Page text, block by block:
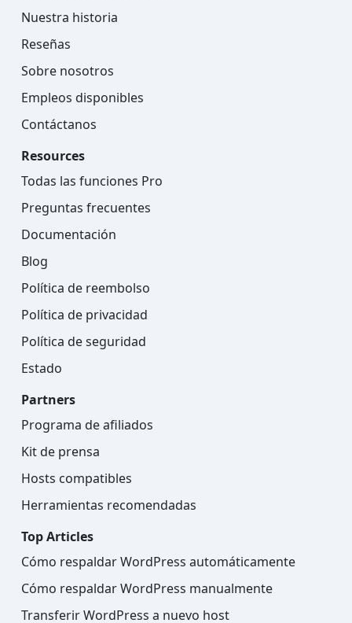
Nuestra historia
Reseñas
Sobre nosotros
Empleos disponibles
Contáctanos
Resources
Todas las funciones Pro
Preguntas frecuentes
Documentación
Blog
Política de reembolso
Política de privacidad
Política de seguridad
Estado
Partners
Programa de afiliados
Kit de prensa
Hosts compatibles
Herramientas recomendadas
Top Articles
Cómo respaldar WordPress automáticamente
Cómo respaldar WordPress manualmente
Transferir WordPress a nuevo host